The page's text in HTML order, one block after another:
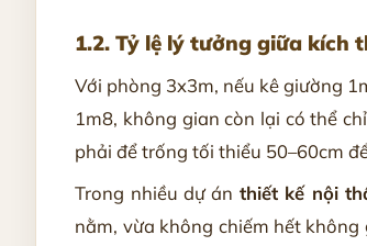
1.2. Tỷ lệ lý tưởng giữa kích
Với phòng 3x3m, nếu kê giường
1m8, không gian còn lại có thể
phải để trống tối thiểu 50–60cm
Trong nhiều dự án thiết kế nội
nằm, vừa không chiếm hết